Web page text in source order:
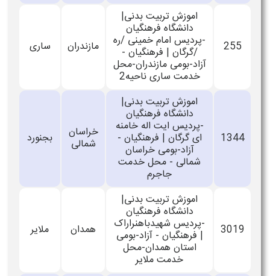
255
اموزش تربیت بدنی|
دانشگاه فرهنگیان
-پردیس امام خمینی /ره
/گرگان | فرهنگیان -
آزاد-بومی مازندران-محل
خدمت ساری ناحیه2
مازندران ساری
1344
اموزش تربیت بدنی|
دانشگاه فرهنگیان
-پردیس ایت اله خامنه
ای گرگان | فرهنگیان -
آزاد-بومی خراسان
شمالی - محل خدمت
جاجرم
خراسان
شمالی بجنورد
3019
اموزش تربیت بدنی|
دانشگاه فرهنگیان
-پردیس شهیدباهنراراک
| فرهنگیان - آزاد-بومی
استان همدان-محل
خدمت ملایر
همدان ملایر